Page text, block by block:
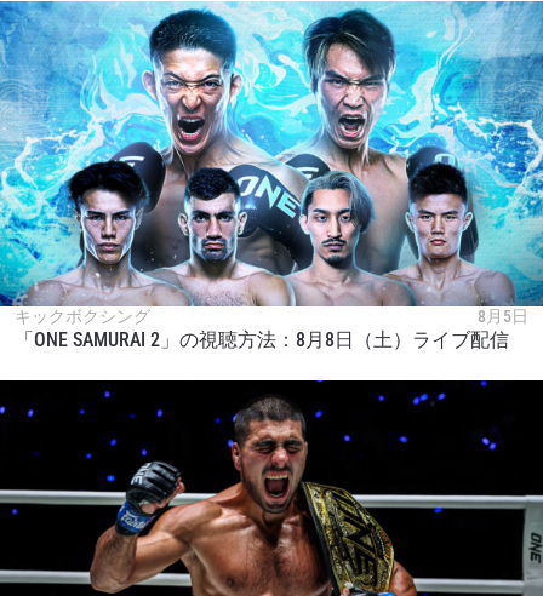
キックボクシング 8月5日
「ONE SAMURAI 2」の視聴方法：8月8日（土）ライブ配信